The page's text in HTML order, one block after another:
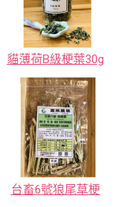
貓薄荷B級梗葉30g
台畜6號狼尾草梗